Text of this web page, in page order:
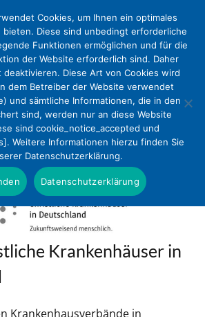
Krankenhäuser in
Krankenhausverbände in
Cookies, um Ihnen ein optimales
bieten. Diese sind unbedingt erforderliche
Funktionen ermöglichen und für die
der Website erforderlich sind. Daher
deaktivieren. Diese Art von Cookies wird
dem Betreiber der Website verwendet
und sämtliche Informationen, die in den
sind, werden nur an diese Website
sind cookie_notice_accepted und
Weitere Informationen hierzu finden Sie
Datenschutzerklärung.
Datenschutzerklärung